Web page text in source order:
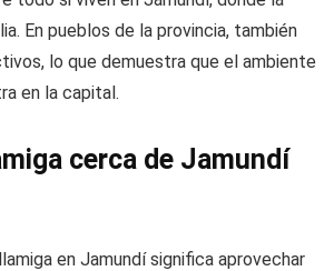
En pueblos de la provincia, también
lo que demuestra que el ambiente
en la capital.
cerca de Jamundí
en Jamundí significa aprovechar